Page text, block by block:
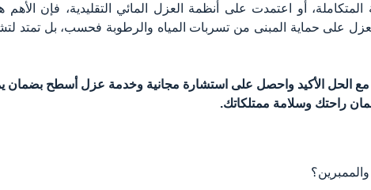
أو اعتمدت على أنظمة العزل المائي التقليدية، فإن الأهم
العزل على حماية المبنى من تسربات المياه والرطوبة فحسب، بل تمتد
الحل الأكيد واحصل على استشارة مجانية وخدمة عزل أسطح بضمان
راحتك وسلامة ممتلكاتك.